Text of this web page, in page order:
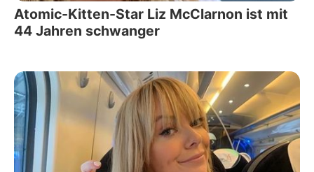
Atomic-Kitten-Star Liz McClarnon ist mit
44 Jahren schwanger